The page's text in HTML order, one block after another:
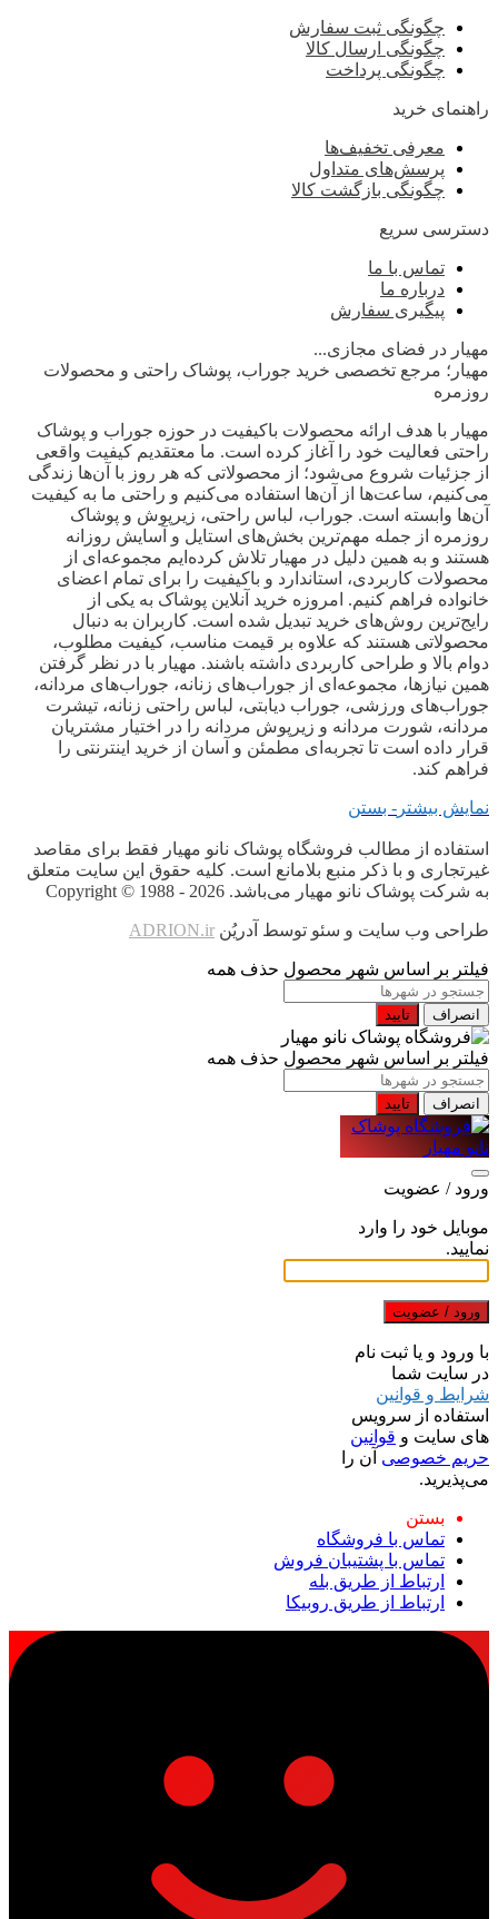
چگونگی ثبت سفارش
چگونگی ارسال کالا
چگونگی پرداخت
راهنمای خرید
معرفی تخفیف‌ها
پرسش‌های متداول
چگونگی بازگشت کالا
دسترسی سریع
تماس با ما
درباره ما
پیگیری سفارش
مهیار در فضای مجازی...
مهیار؛ مرجع تخصصی خرید جوراب، پوشاک راحتی و محصولات
روزمره
مهیار با هدف ارائه محصولات باکیفیت در حوزه جوراب و پوشاک
راحتی فعالیت خود را آغاز کرده است. ما معتقدیم کیفیت واقعی
از جزئیات شروع می‌شود؛ از محصولاتی که هر روز با آن‌ها زندگی
می‌کنیم، ساعت‌ها از آن‌ها استفاده می‌کنیم و راحتی ما به کیفیت
آن‌ها وابسته است. جوراب، لباس راحتی، زیرپوش و پوشاک
روزمره از جمله مهم‌ترین بخش‌های استایل و آسایش روزانه
هستند و به همین دلیل در مهیار تلاش کرده‌ایم مجموعه‌ای از
محصولات کاربردی، استاندارد و باکیفیت را برای تمام اعضای
خانواده فراهم کنیم. امروزه خرید آنلاین پوشاک به یکی از
رایج‌ترین روش‌های خرید تبدیل شده است. کاربران به دنبال
محصولاتی هستند که علاوه بر قیمت مناسب، کیفیت مطلوب،
دوام بالا و طراحی کاربردی داشته باشند. مهیار با در نظر گرفتن
همین نیازها، مجموعه‌ای از جوراب‌های زنانه، جوراب‌های مردانه،
جوراب‌های ورزشی، جوراب دیابتی، لباس راحتی زنانه، تیشرت
مردانه، شورت مردانه و زیرپوش مردانه را در اختیار مشتریان
قرار داده است تا تجربه‌ای مطمئن و آسان از خرید اینترنتی را
فراهم کند.
نمایش بیشتر - بستن
استفاده از مطالب فروشگاه پوشاک نانو مهیار فقط برای مقاصد
غیرتجاری و با ذکر منبع بلامانع است. کلیه حقوق این سایت متعلق
به شرکت پوشاک نانو مهیار می‌باشد. Copyright © 1988 - 2026
طراحی وب سایت و سئو توسط آدریُن ADRION.ir
فیلتر بر اساس شهر محصول حذف همه
انصراف تایید
فیلتر بر اساس شهر محصول حذف همه
انصراف تایید
ورود / عضویت
موبایل خود را وارد
نمایید.
ورود / عضویت
با ورود و یا ثبت نام
در سایت شما
شرایط و قوانین
استفاده از سرویس
های سایت و قوانین
حریم خصوصی آن را
می‌پذیرید.
بستن
تماس با فروشگاه
تماس با پشتیبان فروش
ارتباط از طریق بله
ارتباط از طریق روبیکا